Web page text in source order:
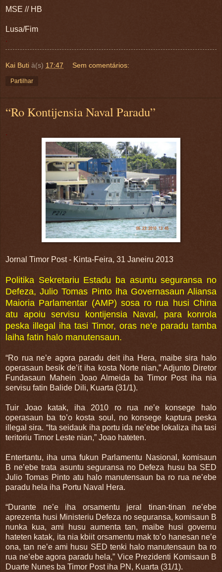
MSE // HB
Lusa/Fim
.
Kai Buti à(s) 17:47 Sem comentários:
Partilhar
“Ro Kontijensia Naval Paradu”
.
Jornal Timor Post - Kinta-Feira, 31 Janeiru 2013
Politika Sekretariu Estadu ba asuntu seguransa no
Defeza, Julio Tomas Pinto iha Governasaun Aliansa
Maioria Parlamentar (AMP) sosa ro rua husi China
atu apoiu servisu kontijensia Naval, para konrola
peska illegal iha tasi Timor, oras ne’e paradu tamba
laiha fatin halo manutensaun.
“Ro rua ne’e agora paradu deit iha Hera, maibe sira halo
operasaun besik de’it iha kosta Norte nian,” Adjunto Diretor
Fundasaun Mahein Joao Almeida ba Timor Post iha nia
servisu fatin Balide Dili, Kuarta (31/1).
Tuir Joao katak, iha 2010 ro rua ne’e konsege halo
operasaun ba to’o kosta soul, no konsege kaptura peska
illegal sira. “Ita seidauk iha portu ida ne’ebe lokaliza iha tasi
teritoriu Timor Leste nian,” Joao hateten.
Entertantu, iha uma fukun Parlamentu Nasional, komisaun
B ne’ebe trata asuntu seguransa no Defeza husu ba SED
Julio Tomas Pinto atu halo manutensaun ba ro rua ne’ebe
paradu hela iha Portu Naval Hera.
“Durante ne’e iha orsamentu jeral tinan-tinan ne’ebe
aprezenta husi Ministeriu Defeza no seguransa, komisaun B
nunka kua, ami husu aumenta tan, maibe husi governu
hateten katak, ita nia kbiit orsamentu mak to’o hanesan ne’e
ona, tan ne’e ami husu SED tenki halo manutensaun ba ro
rua ne’ebe agora paradu hela,” Vice Prezidenti Komisaun B
Duarte Nunes ba Timor Post iha PN, Kuarta (31/1).